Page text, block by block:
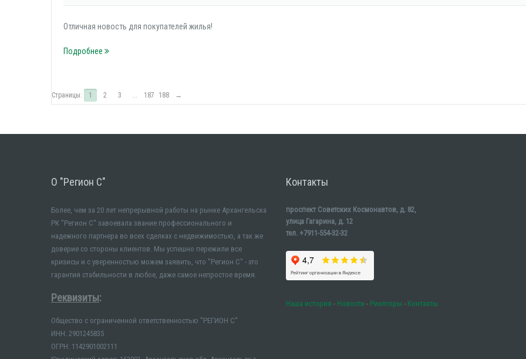
Отличная новость для покупателей жилья!
Подробнее
Страницы: 1 2 3 ... 187 188 →
О "Регион С"
Более, чем за 20 лет непрерывной работы на рынке Архангельска
РК "Регион С" завоевала звание профессионального и
надежного партнера во всех сделках с недвижимостью, а так же
доверие со стороны клиентов. Мы успешно пережили все
кризисы и с уверенностью можем заявить, что "Регион С" - это
гарантия стабильности в любое, даже самое непростое время.
Реквизиты:
Общество с ограниченной ответственностью "РЕГИОН С"
ИНН: 2901245835
ОГРН: 1142901002111
Контакты
проспект Советских Космонавтов, д. 82,
улица Гагарина, д. 12
тел. +7911-554-32-32
Наша история - Новости - Риелторы - Контакты